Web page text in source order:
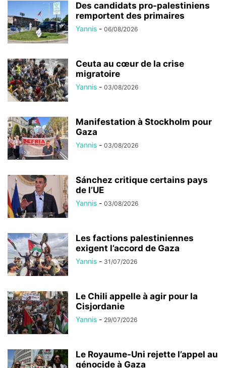
Des candidats pro-palestiniens
remportent des primaires
Yannis - 06/08/2026
Ceuta au cœur de la crise
migratoire
Yannis - 03/08/2026
Manifestation à Stockholm pour
Gaza
Yannis - 03/08/2026
Sánchez critique certains pays
de l’UE
Yannis - 03/08/2026
Les factions palestiniennes
exigent l’accord de Gaza
Yannis - 31/07/2026
Le Chili appelle à agir pour la
Cisjordanie
Yannis - 29/07/2026
Le Royaume-Uni rejette l’appel au
génocide à Gaza